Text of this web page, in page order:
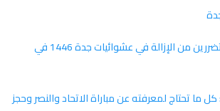
هل سيتم تعويض المتضررين من الإزالة في عشوائيات جدة 1446 في
ما تحتاج لمعرفته عن مباراة الاتحاد والنصر وحجز